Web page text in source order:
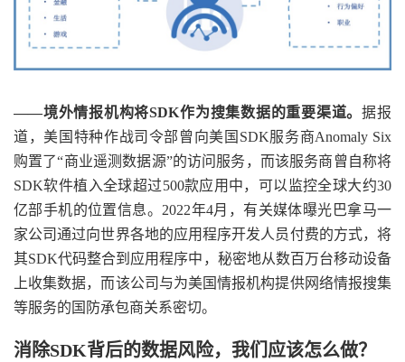
——境外情报机构将SDK作为搜集数据的重要渠道。据报
道，美国特种作战司令部曾向美国SDK服务商Anomaly Six
购置了“商业遥测数据源”的访问服务，而该服务商曾自称将
SDK软件植入全球超过500款应用中，可以监控全球大约30
亿部手机的位置信息。2022年4月，有关媒体曝光巴拿马一
家公司通过向世界各地的应用程序开发人员付费的方式，将
其SDK代码整合到应用程序中，秘密地从数百万台移动设备
上收集数据，而该公司与为美国情报机构提供网络情报搜集
等服务的国防承包商关系密切。
消除SDK背后的数据风险， 我们应该怎么做？